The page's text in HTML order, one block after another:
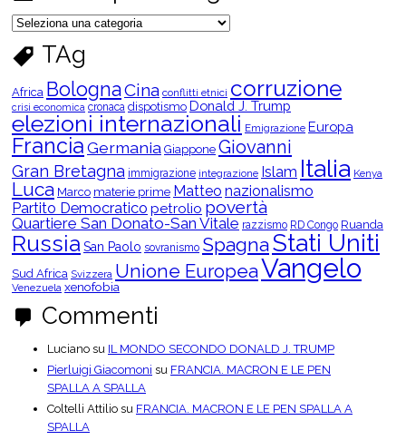
C
e
c
a
e
r
C
a
t
e
g
o
r
i
e
TAg
Africa BolognaCina conflitti etnici corruzione
crisi economica cronaca dispotismo Donald J. Trump
elezioni internazionali Emigrazione Europa
FranciaGermania Giappone Giovanni
Gran Bretagna immigrazione integrazione Islam Italia Kenya
Luca Marco materie prime Matteo nazionalismo
Partito Democratico petrolio povertà
Quartiere San Donato-San Vitale razzismo RD Congo Ruanda
Russia San Paolo sovranismo SpagnaStati Uniti
Sud Africa Svizzera Unione EuropeaVangelo
Venezuela xenofobia
Commenti
Luciano su IL MONDO SECONDO DONALD J. TRUMP
Pierluigi Giacomoni su FRANCIA. MACRON E LE PEN
SPALLA A SPALLA
Coltelli Attilio su FRANCIA. MACRON E LE PEN SPALLA A
SPALLA